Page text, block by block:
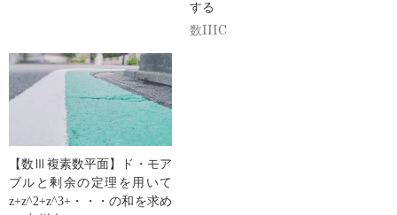
する
数IIIC
【数Ⅲ複素数平面】ド・モア
ブルと剰余の定理を用いて
z+z^2+z^3+・・・の和を求め